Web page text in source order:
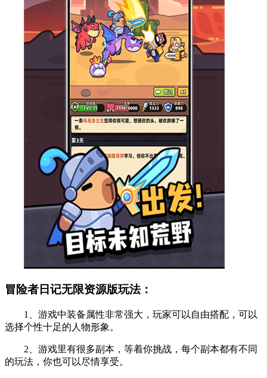
冒险者日记无限资源版玩法：
1、游戏中装备属性非常强大，玩家可以自由搭配，可以
选择个性十足的人物形象。
2、游戏里有很多副本，等着你挑战，每个副本都有不同
的玩法，你也可以尽情享受。